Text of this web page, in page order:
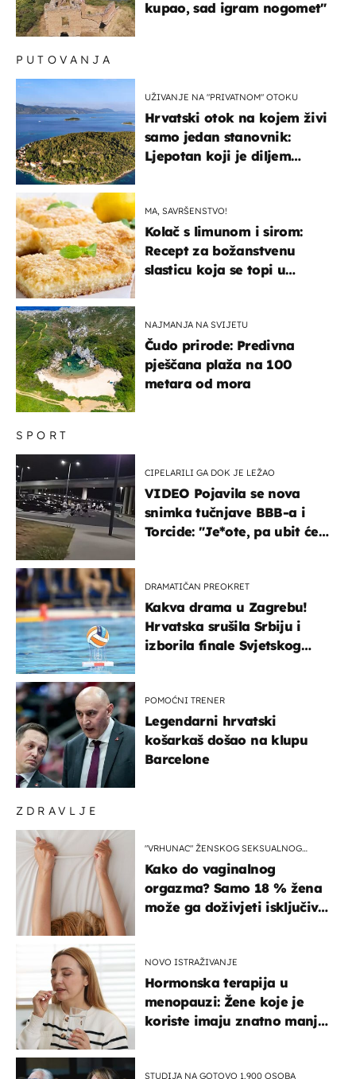
kupao, sad igram nogomet"
ZDRAVLJE
"VRHUNAC" ŽENSKOG SEKSUALNOG
Kako do vaginalnog
orgazma? Samo 18 % žena
može ga doživjeti isključivo
NOVO ISTRAŽIVANJE
Hormonska terapija u
menopauzi: Žene koje je
koriste imaju znatno manji
STUDIJA NA GOTOVO 1.900 OSOBA
SPORT
CIPELARILI GA DOK JE LEŽAO
VIDEO Pojavila se nova
snimka tučnjave BBB-a i
Torcide: "Je*ote, pa ubit će
DRAMATIČAN PREOKRET
Kakva drama u Zagrebu!
Hrvatska srušila Srbiju i
izborila finale Svjetskog
POMOĆNI TRENER
Legendarni hrvatski
košarkaš došao na klupu
Barcelone
PUTOVANJA
UŽIVANJE NA "PRIVATNOM" OTOKU
Hrvatski otok na kojem živi
samo jedan stanovnik:
Ljepotan koji je diljem
MA, SAVRŠENSTVO!
Kolač s limunom i sirom:
Recept za božanstvenu
slasticu koja se topi u
NAJMANJA NA SVIJETU
Čudo prirode: Predivna
pješčana plaža na 100
metara od mora